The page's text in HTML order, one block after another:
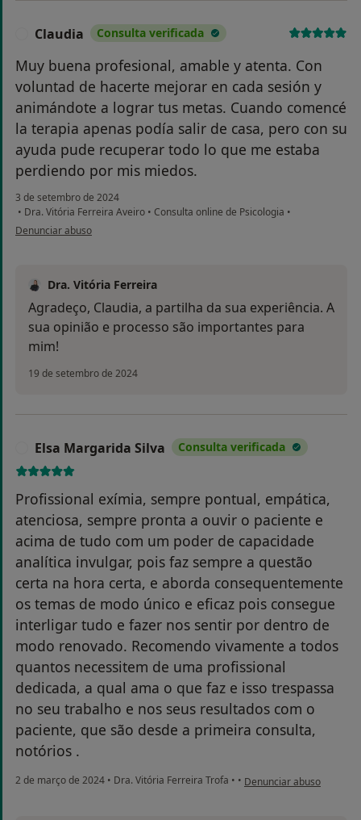
Claudia Consulta verificada
Muy buena profesional, amable y atenta. Con
voluntad de hacerte mejorar en cada sesión y
animándote a lograr tus metas. Cuando comencé
la terapia apenas podía salir de casa, pero con su
ayuda pude recuperar todo lo que me estaba
perdiendo por mis miedos.
3 de setembro de 2024
• Dra. Vitória Ferreira Aveiro • Consulta online de Psicologia •
na opinião do utilizador Claudia
Denunciar abuso
Dra. Vitória Ferreira
Agradeço, Claudia, a partilha da sua experiência. A
sua opinião e processo são importantes para
mim!
19 de setembro de 2024
Elsa Margarida Silva Consulta verificada
Profissional exímia, sempre pontual, empática,
atenciosa, sempre pronta a ouvir o paciente e
acima de tudo com um poder de capacidade
analítica invulgar, pois faz sempre a questão
certa na hora certa, e aborda consequentemente
os temas de modo único e eficaz pois consegue
interligar tudo e fazer nos sentir por dentro de
modo renovado. Recomendo vivamente a todos
quantos necessitem de uma profissional
dedicada, a qual ama o que faz e isso trespassa
no seu trabalho e nos seus resultados com o
paciente, que são desde a primeira consulta,
notórios .
2 de março de 2024 • Dra. Vitória Ferreira Trofa • • na opinião do utilizador
Denunciar abuso